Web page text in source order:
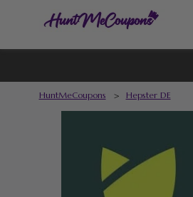
HuntMeCoupons > Hepster DE